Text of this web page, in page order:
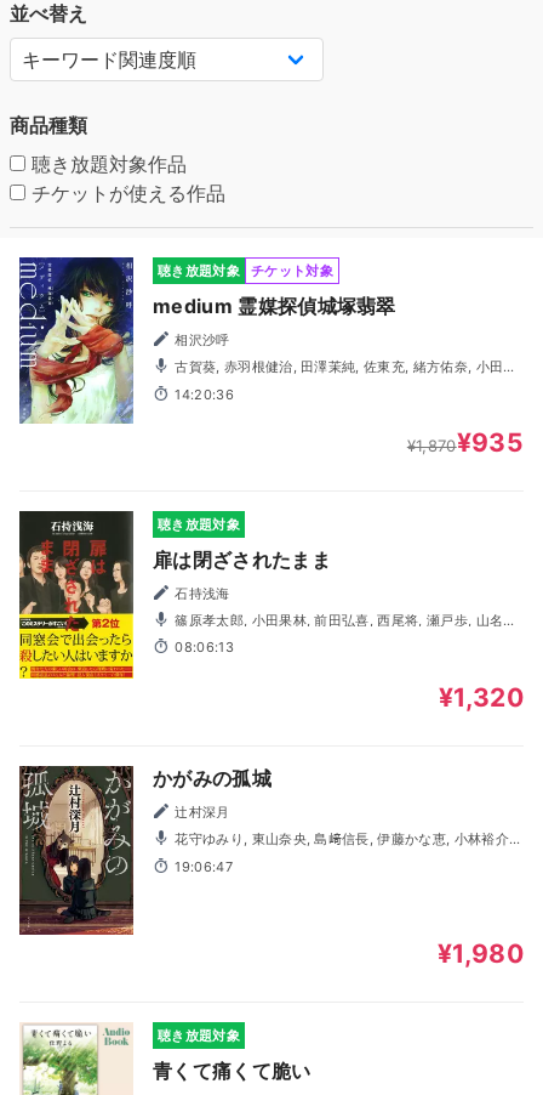
並べ替え
商品種類
聴き放題対象作品
チケットが使える作品
聴き放題対象 チケット対象
medium 霊媒探偵城塚翡翠
相沢沙呼
古賀葵, 赤羽根健治, 田澤茉純, 佐東充, 緒方佑奈, 小田果
林, 赤星真衣子, ボルケーノ太田, 大谷翔太郎, 有住藍里, 佐藤
元, 幸村恵理
14:20:36
¥1,870¥935
聴き放題対象
扉は閉ざされたまま
石持浅海
篠原孝太郎, 小田果林, 前田弘喜, 西尾将, 瀬戸歩, 山名枝
里子, 平川正三, 濱岡敬祐
08:06:13
¥1,320
かがみの孤城
辻村深月
花守ゆみり, 東山奈央, 島﨑信長, 伊藤かな恵, 小林裕介,
西山宏太朗, 大和田仁美, 堀江瞬, 豊口めぐみ, 千本木彩花, 田
澤茉純, 幸村恵理, 髙木朋弥, 亀山雄慈, 小田果林, 喜多田悠,
19:06:47
¥1,980
聴き放題対象
青くて痛くて脆い